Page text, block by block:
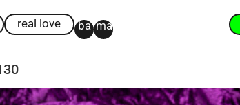
real love ba ma